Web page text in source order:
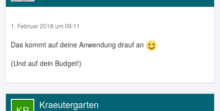
1. Februar 2018 um 09:11
Das kommt auf deine Anwendung drauf an
(Und auf dein Budget!)
Kraeutergarten